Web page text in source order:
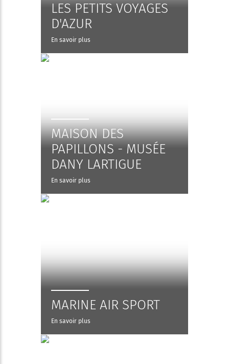
LES PETITS VOYAGES
D'AZUR
En savoir plus
MAISON DES
PAPILLONS - MUSÉE
DANY LARTIGUE
En savoir plus
MARINE AIR SPORT
En savoir plus